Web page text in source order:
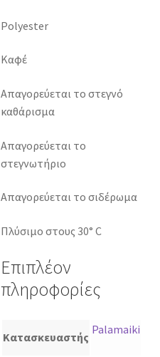
Polyester
Καφέ
Απαγορεύεται το στεγνό
καθάρισμα
Απαγορεύεται το
στεγνωτήριο
Απαγορεύεται το σιδέρωμα
Πλύσιμο στους 30° C
Επιπλέον
πληροφορίες
Κατασκευαστής
Palamaiki